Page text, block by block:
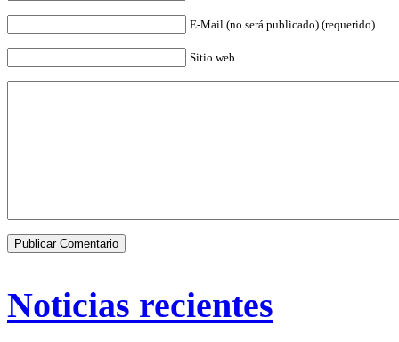
E-Mail (no será publicado) (requerido)
Sitio web
Noticias recientes